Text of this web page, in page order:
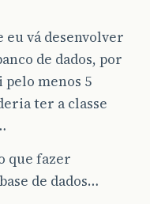
eu vá desenvolver
de dados, por
pelo menos 5
ter a classe
que fazer
de dados…